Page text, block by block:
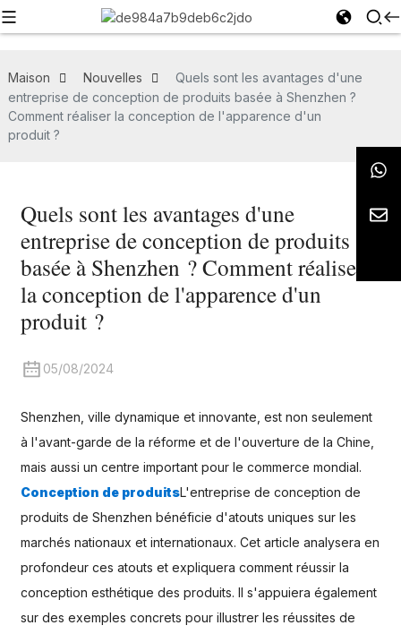
Maison Nouvelles
Quels sont les avantages d'une
entreprise de conception de produits basée à Shenzhen ?
Comment réaliser la conception de l'apparence d'un
produit ?
Quels sont les avantages d'une
entreprise de conception de produits
basée à Shenzhen ? Comment réaliser
la conception de l'apparence d'un
produit ?
05/08/2024
Shenzhen, ville dynamique et innovante, est non seulement
à l'avant-garde de la réforme et de l'ouverture de la Chine,
mais aussi un centre important pour le commerce mondial.
Conception de produitsL'entreprise de conception de
produits de Shenzhen bénéficie d'atouts uniques sur les
marchés nationaux et internationaux. Cet article analysera en
profondeur ces atouts et expliquera comment réussir la
conception esthétique des produits. Il s'appuiera également
sur des exemples concrets pour illustrer les réussites de